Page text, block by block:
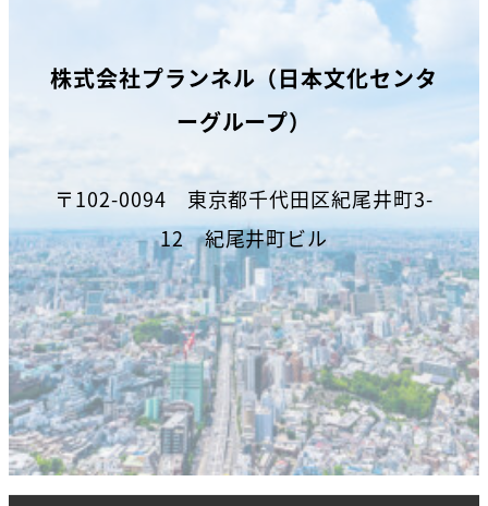
株式会社プランネル（日本文化センタ
ーグループ）
〒102-0094 東京都千代田区紀尾井町3-
12 紀尾井町ビル